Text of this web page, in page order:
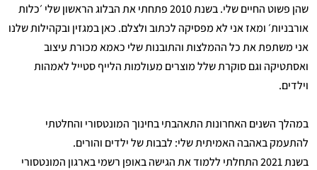
שהן פשוט החיים שלי. בשנת 2010 פתחתי את הבלוג הראשון שלי ׳כלות
אורבניות׳ ומאז אני לא מפסיקה לכתוב ולצלם. כאן במגזין ובקהילות שלנו
אני משתפת את כל ההמלצות והתובנות שלי כאמא מכורת עיצוב
ואסתטיקה וגם סוקרת שלל מוצרים מעולמות הלייף סטייל לאמהות
וילדים.
במהלך השנים האחרונות התאהבתי בחינוך המונטסורי והחלטתי
להתעמק באהבה האמיתית שלי: לבבות של ילדים והורים.
בשנת 2021 התחלתי ללמוד את הגישה באופן רשמי בארגון המונטסורי